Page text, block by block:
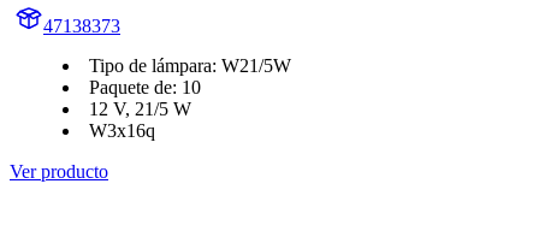
47138373
Tipo de lámpara: W21/5W
Paquete de: 10
12 V, 21/5 W
W3x16q
Ver producto